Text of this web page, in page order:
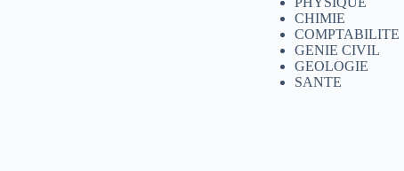
CHIMIE
COMPTABILITE
GENIE CIVIL
GEOLOGIE
SANTE